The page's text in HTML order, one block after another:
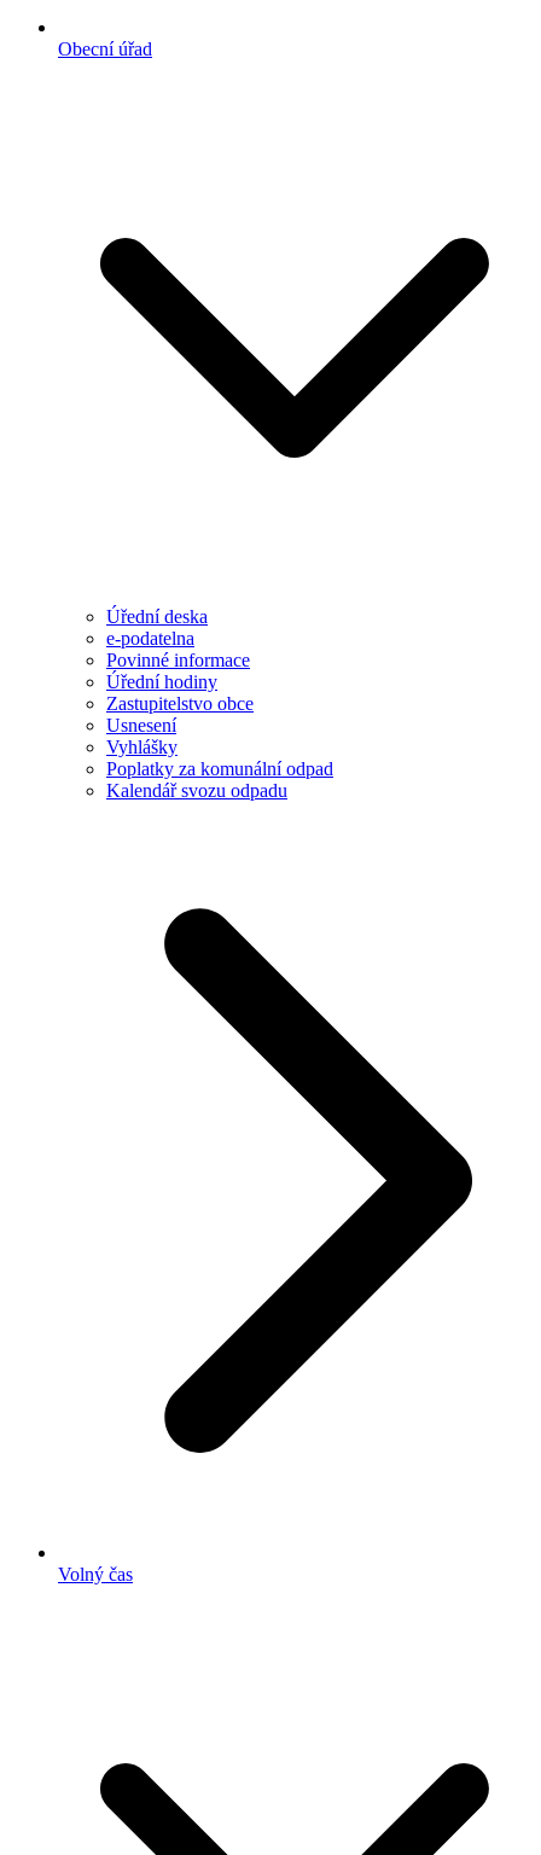
Obecní úřad
Úřední deska
e-podatelna
Povinné informace
Úřední hodiny
Zastupitelstvo obce
Usnesení
Vyhlášky
Poplatky za komunální odpad
Kalendář svozu odpadu
Volný čas